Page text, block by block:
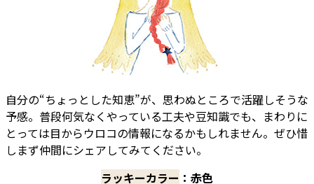
自分の“ちょっとした知恵”が、思わぬところで活躍しそうな
予感。普段何気なくやっている工夫や豆知識でも、まわりに
とっては目からウロコの情報になるかもしれません。ぜひ惜
しまず仲間にシェアしてみてください。
ラッキーカラー ：赤色